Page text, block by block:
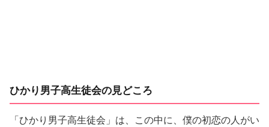
ひかり男子高生徒会の見どころ
「ひかり男子高生徒会」は、この中に、僕の初恋の人がい